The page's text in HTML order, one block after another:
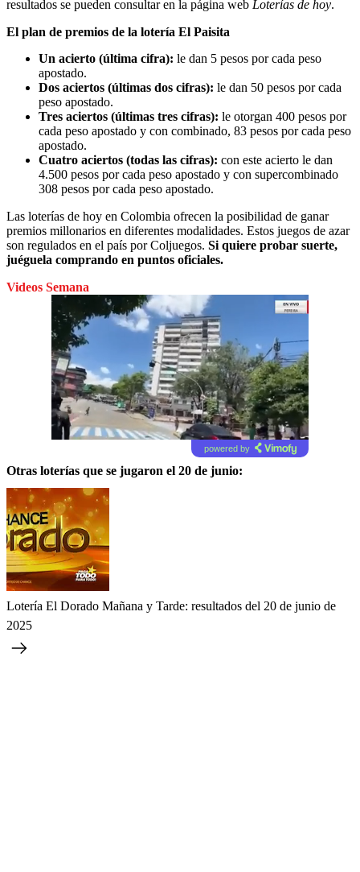
resultados se pueden consultar en la página web Loterías de hoy.
El plan de premios de la lotería El Paisita
Un acierto (última cifra): le dan 5 pesos por cada peso
apostado.
Dos aciertos (últimas dos cifras): le dan 50 pesos por cada
peso apostado.
Tres aciertos (últimas tres cifras): le otorgan 400 pesos por
cada peso apostado y con combinado, 83 pesos por cada peso
apostado.
Cuatro aciertos (todas las cifras): con este acierto le dan
4.500 pesos por cada peso apostado y con supercombinado
308 pesos por cada peso apostado.
Las loterías de hoy en Colombia ofrecen la posibilidad de ganar
premios millonarios en diferentes modalidades. Estos juegos de azar
son regulados en el país por Coljuegos. Si quiere probar suerte,
juéguela comprando en puntos oficiales.
Videos Semana
powered by
Otras loterías que se jugaron el 20 de junio:
Lotería El Dorado Mañana y Tarde: resultados del 20 de junio de
2025